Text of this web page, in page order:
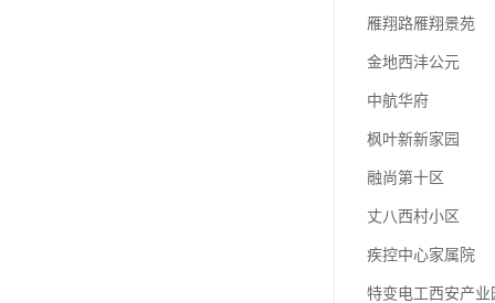
雁翔路雁翔景苑
金地西沣公元
中航华府
枫叶新新家园
融尚第十区
丈八西村小区
疾控中心家属院
特变电工西安产业